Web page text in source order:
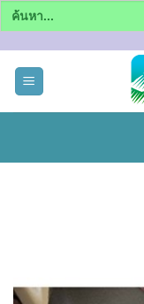
Search
for: